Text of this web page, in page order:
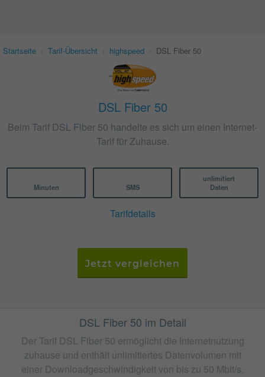
Startseite Tarif-Übersicht highspeed DSL Fiber 50
DSL Fiber 50
Beim Tarif DSL Fiber 50 handelte es sich um einen Internet-
Tarif für Zuhause.
Minuten SMS
unlimitiert
Daten
Tarifdetails
Jetzt vergleichen
DSL Fiber 50 im Detail
Der Tarif DSL Fiber 50 ermöglicht die Internetnutzung
zuhause und enthält unlimitiertes Datenvolumen mit
einer Downloadgeschwindigkeit von bis zu 50 Mbit/s.